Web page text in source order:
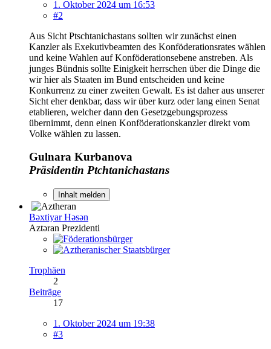
1. Oktober 2024 um 16:53
#2
Aus Sicht Ptschtanichastans sollten wir zunächst einen
Kanzler als Exekutivbeamten des Konföderationsrates wählen
und keine Wahlen auf Konföderationsebene anstreben. Als
junges Bündnis sollte Einigkeit herrschen über die Dinge die
wir hier als Staaten im Bund entscheiden und keine
Konkurrenz zu einer zweiten Gewalt. Es ist daher aus unserer
Sicht eher denkbar, dass wir über kurz oder lang einen Senat
etablieren, welcher dann den Gesetzgebungsprozess
übernimmt, denn einen Konföderationskanzler direkt vom
Volke wählen zu lassen.
Gulnara Kurbanova
Präsidentin Ptchtanichastans
Inhalt melden
Bəxtiyar Həsən
Aztəran Prezidenti
Trophäen
2
Beiträge
17
1. Oktober 2024 um 19:38
#3